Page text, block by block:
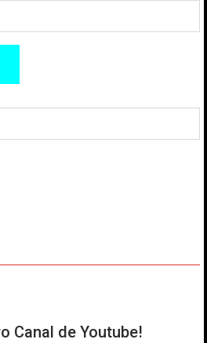
Canal de Youtube!